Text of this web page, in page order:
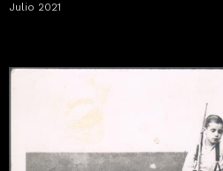
Julio 2021